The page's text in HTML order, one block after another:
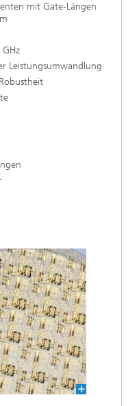
mit Gate-Längen
Leistungsumwandlung